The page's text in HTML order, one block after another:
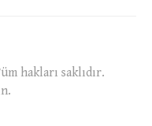
hakları saklıdır.